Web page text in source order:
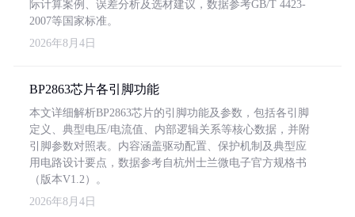
际计算案例、误差分析及选材建议，数据参考GB/T 4423-
2007等国家标准。
2026年8月4日
BP2863芯片各引脚功能
本文详细解析BP2863芯片的引脚功能及参数，包括各引脚
定义、典型电压/电流值、内部逻辑关系等核心数据，并附
引脚参数对照表。内容涵盖驱动配置、保护机制及典型应
用电路设计要点，数据参考自杭州士兰微电子官方规格书
（版本V1.2）。
2026年8月4日